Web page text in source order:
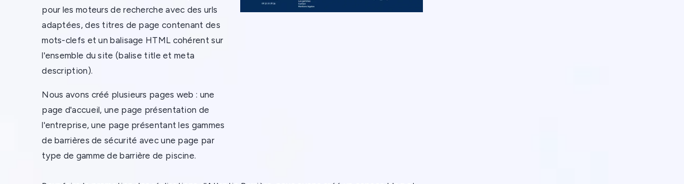
pour les moteurs de recherche avec des urls
adaptées, des titres de page contenant des
mots-clefs et un balisage HTML cohérent sur
l'ensemble du site (balise title et meta
description).
Nous avons créé plusieurs pages web : une
page d'accueil, une page présentation de
l'entreprise, une page présentant les gammes
de barrières de sécurité avec une page par
type de gamme de barrière de piscine.